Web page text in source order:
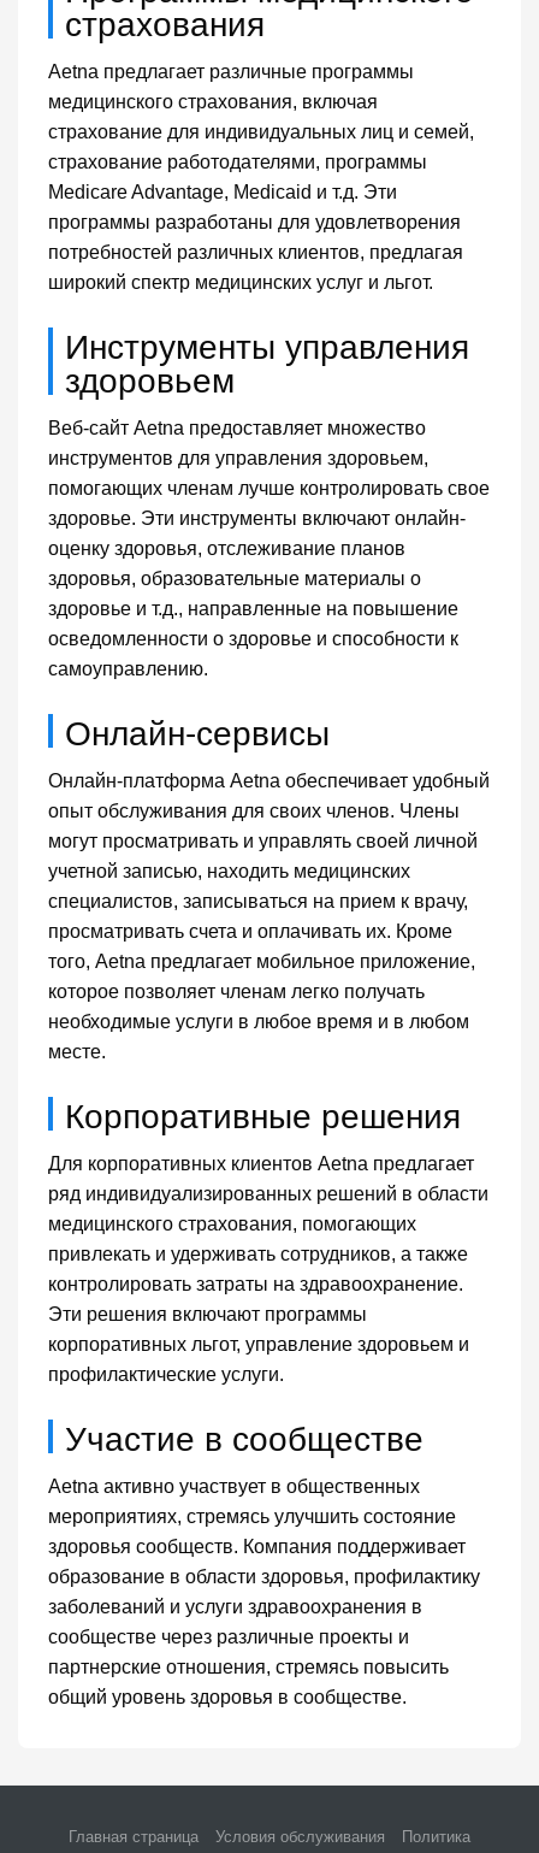
страхования
Aetna предлагает различные программы
медицинского страхования, включая
страхование для индивидуальных лиц и семей,
страхование работодателями, программы
Medicare Advantage, Medicaid и т.д. Эти
программы разработаны для удовлетворения
потребностей различных клиентов, предлагая
широкий спектр медицинских услуг и льгот.
Инструменты управления
здоровьем
Веб-сайт Aetna предоставляет множество
инструментов для управления здоровьем,
помогающих членам лучше контролировать свое
здоровье. Эти инструменты включают онлайн-
оценку здоровья, отслеживание планов
здоровья, образовательные материалы о
здоровье и т.д., направленные на повышение
осведомленности о здоровье и способности к
самоуправлению.
Онлайн-сервисы
Онлайн-платформа Aetna обеспечивает удобный
опыт обслуживания для своих членов. Члены
могут просматривать и управлять своей личной
учетной записью, находить медицинских
специалистов, записываться на прием к врачу,
просматривать счета и оплачивать их. Кроме
того, Aetna предлагает мобильное приложение,
которое позволяет членам легко получать
необходимые услуги в любое время и в любом
месте.
Корпоративные решения
Для корпоративных клиентов Aetna предлагает
ряд индивидуализированных решений в области
медицинского страхования, помогающих
привлекать и удерживать сотрудников, а также
контролировать затраты на здравоохранение.
Эти решения включают программы
корпоративных льгот, управление здоровьем и
профилактические услуги.
Участие в сообществе
Aetna активно участвует в общественных
мероприятиях, стремясь улучшить состояние
здоровья сообществ. Компания поддерживает
образование в области здоровья, профилактику
заболеваний и услуги здравоохранения в
сообществе через различные проекты и
партнерские отношения, стремясь повысить
общий уровень здоровья в сообществе.
Главная страница Условия обслуживания Политика